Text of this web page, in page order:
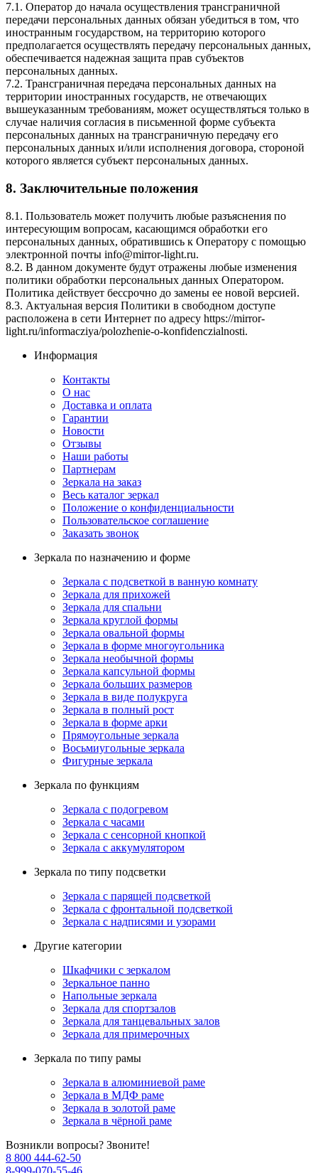
7.1. Оператор до начала осуществления трансграничной
передачи персональных данных обязан убедиться в том, что
иностранным государством, на территорию которого
предполагается осуществлять передачу персональных данных,
обеспечивается надежная защита прав субъектов
персональных данных.
7.2. Трансграничная передача персональных данных на
территории иностранных государств, не отвечающих
вышеуказанным требованиям, может осуществляться только в
случае наличия согласия в письменной форме субъекта
персональных данных на трансграничную передачу его
персональных данных и/или исполнения договора, стороной
которого является субъект персональных данных.
8. Заключительные положения
8.1. Пользователь может получить любые разъяснения по
интересующим вопросам, касающимся обработки его
персональных данных, обратившись к Оператору с помощью
электронной почты info@mirror-light.ru.
8.2. В данном документе будут отражены любые изменения
политики обработки персональных данных Оператором.
Политика действует бессрочно до замены ее новой версией.
8.3. Актуальная версия Политики в свободном доступе
расположена в сети Интернет по адресу https://mirror-
light.ru/informacziya/polozhenie-o-konfidenczialnosti.
Информация
Контакты
О нас
Доставка и оплата
Гарантии
Новости
Отзывы
Наши работы
Партнерам
Зеркала на заказ
Весь каталог зеркал
Положение о конфиденциальности
Пользовательское соглашение
Заказать звонок
Зеркала по назначению и форме
Зеркала с подсветкой в ванную комнату
Зеркала для прихожей
Зеркала для спальни
Зеркала круглой формы
Зеркала овальной формы
Зеркала в форме многоугольника
Зеркала необычной формы
Зеркала капсульной формы
Зеркала больших размеров
Зеркала в виде полукруга
Зеркала в полный рост
Зеркала в форме арки
Прямоугольные зеркала
Восьмиугольные зеркала
Фигурные зеркала
Зеркала по функциям
Зеркала с подогревом
Зеркала с часами
Зеркала с сенсорной кнопкой
Зеркала с аккумулятором
Зеркала по типу подсветки
Зеркала с парящей подсветкой
Зеркала с фронтальной подсветкой
Зеркала с надписями и узорами
Другие категории
Шкафчики с зеркалом
Зеркальное панно
Напольные зеркала
Зеркала для спортзалов
Зеркала для танцевальных залов
Зеркала для примерочных
Зеркала по типу рамы
Зеркала в алюминиевой раме
Зеркала в МДФ раме
Зеркала в золотой раме
Зеркала в чёрной раме
Возникли вопросы? Звоните!
8 800 444-62-50
8-999-070-55-46